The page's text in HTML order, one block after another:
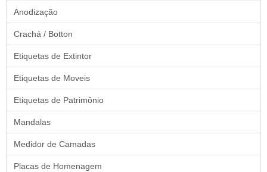
Anodização
Crachá / Botton
Etiquetas de Extintor
Etiquetas de Moveis
Etiquetas de Patrimônio
Mandalas
Medidor de Camadas
Placas de Homenagem